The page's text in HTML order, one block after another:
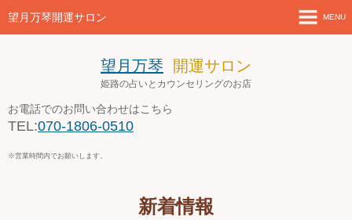
望月万琴開運サロン
望月万琴 開運サロン
姫路の占いとカウンセリングのお店
お電話でのお問い合わせはこちら
TEL:070-1806-0510
※営業時間内でお願いします。
MENU
店舗案内とアクセス
新着情報